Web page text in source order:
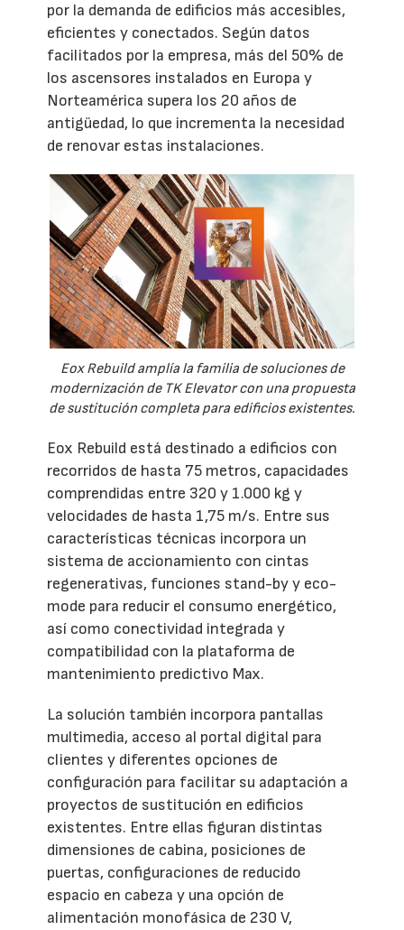
por la demanda de edificios más accesibles,
eficientes y conectados. Según datos
facilitados por la empresa, más del 50% de
los ascensores instalados en Europa y
Norteamérica supera los 20 años de
antigüedad, lo que incrementa la necesidad
de renovar estas instalaciones.
Eox Rebuild amplía la familia de soluciones de
modernización de TK Elevator con una propuesta
de sustitución completa para edificios existentes.
Eox Rebuild está destinado a edificios con
recorridos de hasta 75 metros, capacidades
comprendidas entre 320 y 1.000 kg y
velocidades de hasta 1,75 m/s. Entre sus
características técnicas incorpora un
sistema de accionamiento con cintas
regenerativas, funciones stand-by y eco-
mode para reducir el consumo energético,
así como conectividad integrada y
compatibilidad con la plataforma de
mantenimiento predictivo Max.
La solución también incorpora pantallas
multimedia, acceso al portal digital para
clientes y diferentes opciones de
configuración para facilitar su adaptación a
proyectos de sustitución en edificios
existentes. Entre ellas figuran distintas
dimensiones de cabina, posiciones de
puertas, configuraciones de reducido
espacio en cabeza y una opción de
alimentación monofásica de 230 V,